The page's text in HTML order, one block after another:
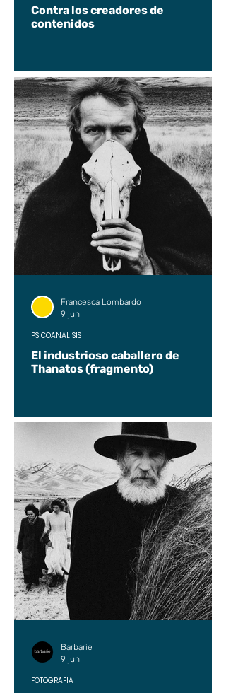
Contra los creadores de
contenidos
El industrioso caballero de
Thanatos (fragmento)
PSICOANÁLISIS
Francesca Lombardo
9 jun
FOTOGRAFÍA
Barbarie
9 jun